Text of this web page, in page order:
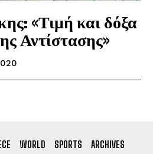
«Τιμή και δόξα
Αντίστασης»
WORLD SPORTS
ARCHIVES